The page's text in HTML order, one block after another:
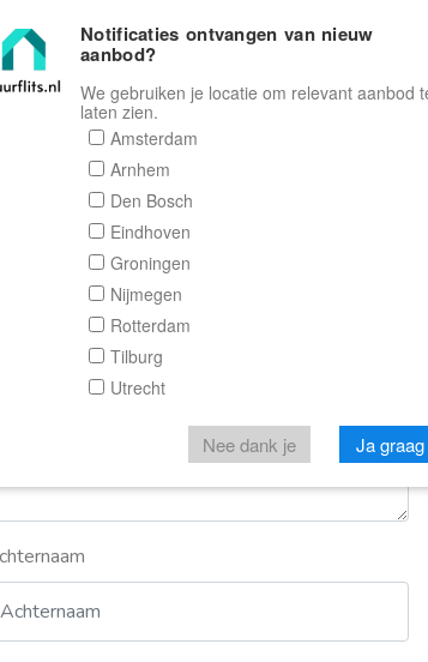
Home Zoeken
Huurflits
of makelaar van de woning.
Notificaties ontvangen van nieuw
aanbod?
We gebruiken je locatie om relevant aanbod
laten zien.
Amsterdam
Arnhem
Den Bosch
Eindhoven
Groningen
Nijmegen
Rotterdam
Tilburg
Utrecht
Nee dank je Ja graag